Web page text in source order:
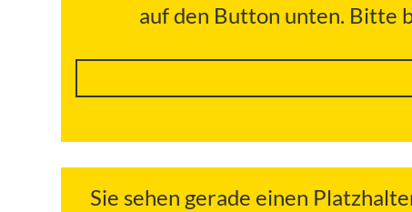
auf den Button unten. Bitte
Sie sehen gerade einen